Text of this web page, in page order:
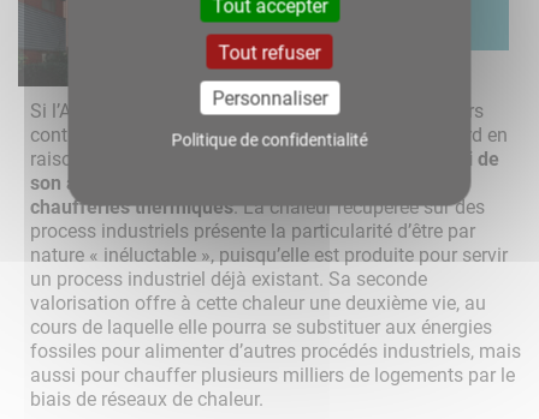
Si l’Ademe classe la chaleur fatale parmi les meilleurs
contributeurs à la transition énergétique, c’est d’abord en
raison de
sa parfaite neutralité carbone, mais aussi de
son abondance et de sa faculté à se substituer aux
chaufferies thermiques. La chaleur récupérée sur des
process industriels présente la particularité d’être par
nature « inéluctable », puisqu’elle est produite pour servir
un process industriel déjà existant. Sa seconde
valorisation offre à cette chaleur une deuxième vie, au
cours de laquelle elle pourra se substituer aux énergies
fossiles pour alimenter d’autres procédés industriels, mais
aussi pour chauffer plusieurs milliers de logements par le
biais de réseaux de chaleur.
Tout refuser
Personnaliser
Politique de confidentialité